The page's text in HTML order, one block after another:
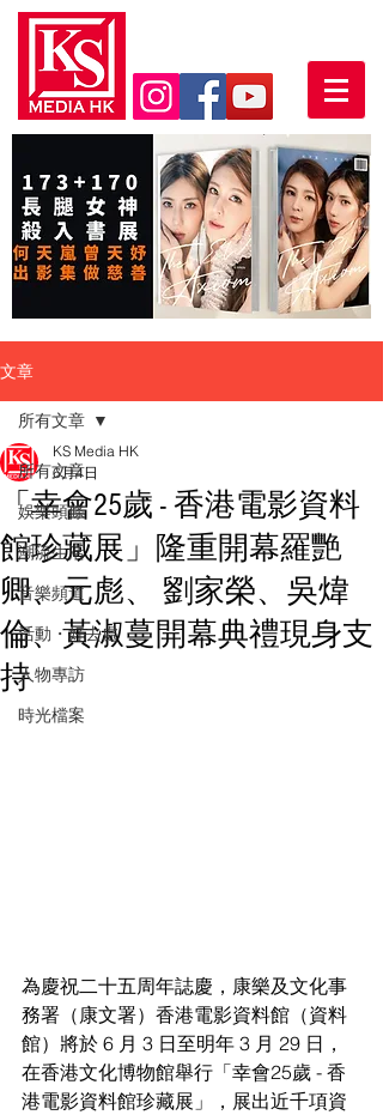
文章
所有文章
娛樂頭條
潮流生活
音樂頻道
活動・好去處
人物專訪
時光檔案
所有文章
「幸會25歲 - 香港電影資料
館珍藏展」隆重開幕羅艷
卿、元彪、 劉家榮、吳煒
倫、黃淑蔓開幕典禮現身支
持
KS Media HK
6月4日
為慶祝二十五周年誌慶，康樂及文化事
務署（康文署）香港電影資料館（資料
館）將於 6 月 3 日至明年 3 月 29 日，
在香港文化博物館舉行「幸會25歲 - 香
港電影資料館珍藏展」，展出近千項資